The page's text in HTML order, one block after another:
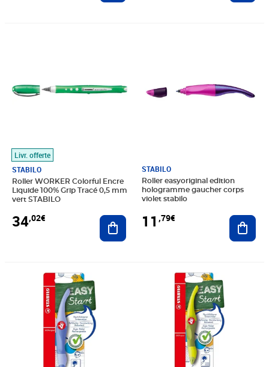
Livr. offerte
STABILO
Roller WORKER Colorful Encre
Liquide 100% Grip Tracé 0,5 mm
vert STABILO
34,02€ Ajouter au panier
STABILO
Roller easyoriginal edition
hologramme gaucher corps
violet stabilo
11 ,79€
Prix 11,65€